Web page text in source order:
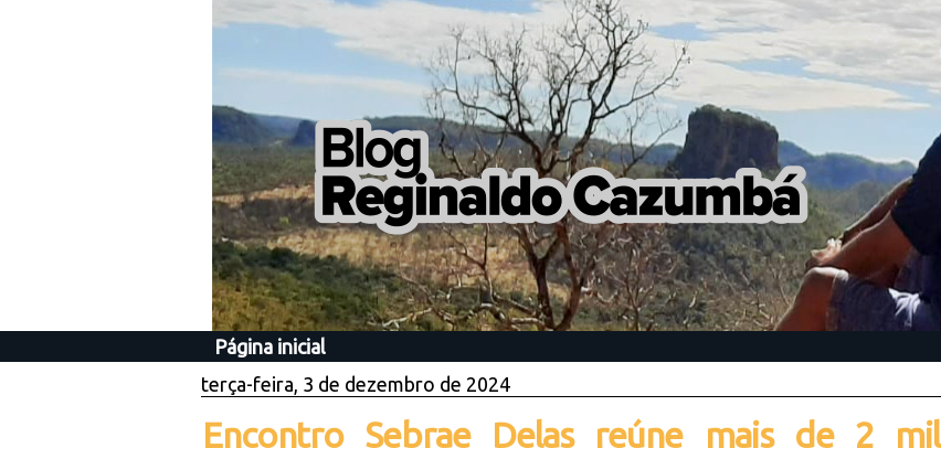
Página inicial
terça-feira, 3 de dezembro de 2024
Encontro Sebrae Delas reúne mais de 2 mil